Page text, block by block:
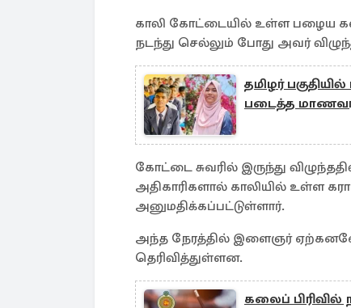
காலி கோட்டையில் உள்ள பழைய
நடந்து செல்லும் போது அவர்
தமிழர்
படைத்த
கோட்டை சுவரில் இருந்து
அதிகாரிகளால் காலியில் உள்ள
அனுமதிக்கப்பட்டுள்ளார்.
அந்த நேரத்தில் இளைஞர்
தெரிவித்துள்ளன.
கலைப் பிரிவில்